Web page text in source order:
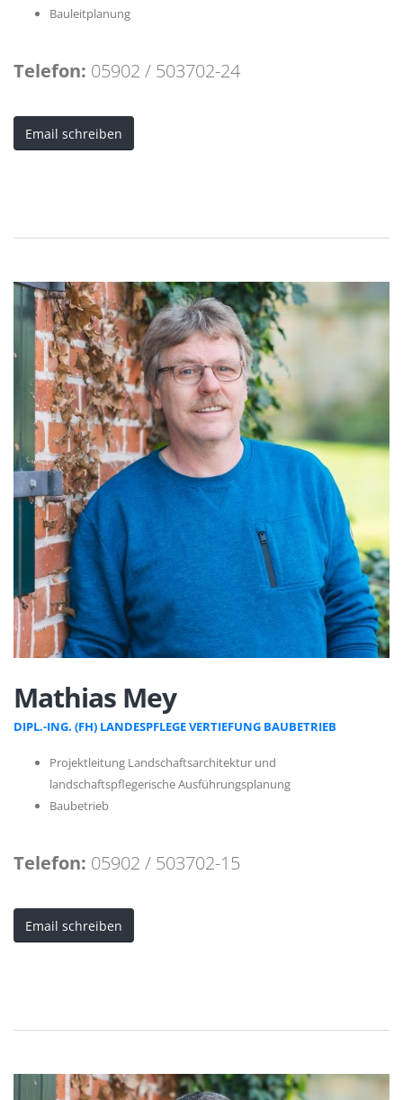
Bauleitplanung
Telefon: 05902 / 503702-24
Email schreiben
Mathias Mey
DIPL.-ING. (FH) LANDESPFLEGE VERTIEFUNG BAUBETRIEB
Projektleitung Landschaftsarchitektur und
landschaftspflegerische Ausführungsplanung
Baubetrieb
Telefon: 05902 / 503702-15
Email schreiben